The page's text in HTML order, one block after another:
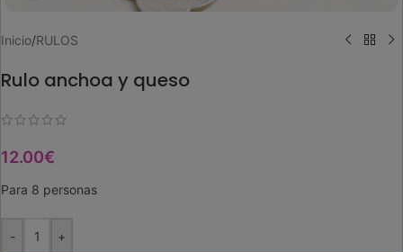
Inicio/RULOS
Rulo anchoa y queso
12.00€
Para 8 personas
- +